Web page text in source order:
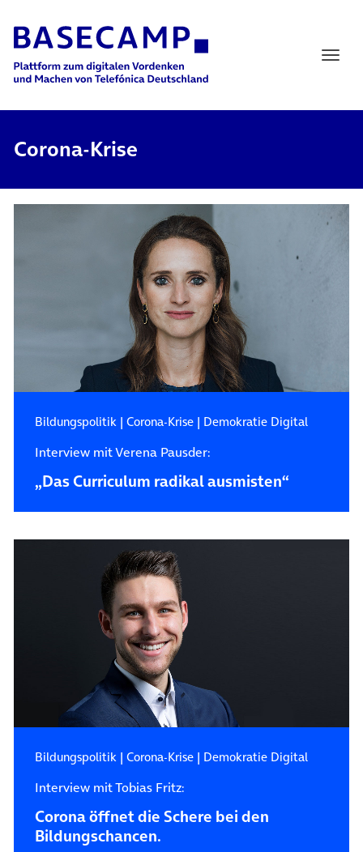
Main Navigation
Corona-Krise
Bildungspolitik| Corona-Krise| Demokratie Digital
Interview mit Verena Pausder:
„Das Curriculum radikal ausmisten“
Bildungspolitik| Corona-Krise| Demokratie Digital
Interview mit Tobias Fritz:
Corona öffnet die Schere bei den
Bildungschancen.